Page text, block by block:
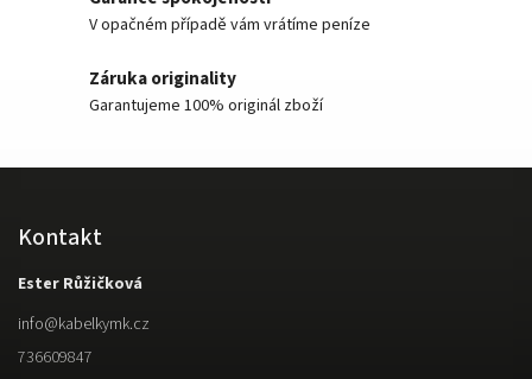
V opačném případě vám vrátíme peníze
Záruka originality
Garantujeme 100% originál zboží
Kontakt
Ester Růžičková
info@kabelkymk.cz
736609847